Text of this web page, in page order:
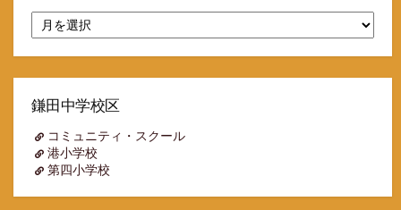
別
ア
イ
鎌田中学校区
コミュニティ・スクール
港小学校
第四小学校